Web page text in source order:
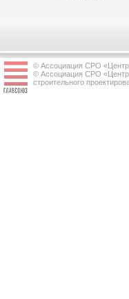
© Ассоциация СРО «Центр
© Ассоциация СРО «Центр
строительного